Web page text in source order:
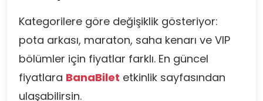
Kategorilere göre değişiklik gösteriyor:
pota arkası, maraton, saha kenarı ve VIP
bölümler için fiyatlar farklı. En güncel
fiyatlara BanaBilet etkinlik sayfasından
ulaşabilirsin.